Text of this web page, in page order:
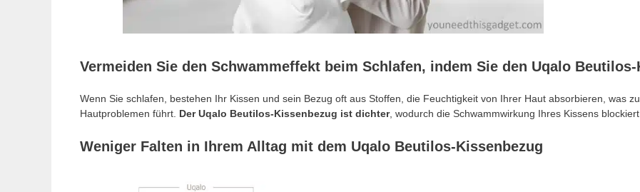
Vermeiden Sie den Schwammeffekt beim Schlafen, indem Sie den Uqalo
Wenn Sie schlafen, bestehen Ihr Kissen und sein Bezug oft aus Stoffen, die Feuchtigkeit von Ihrer Haut absorbieren, was
Hautproblemen führt. Der Uqalo Beutilos-Kissenbezug ist dichter, wodurch die Schwammwirkung Ihres Kissens blockiert
Weniger Falten in Ihrem Alltag mit dem Uqalo Beutilos-Kissenbezug